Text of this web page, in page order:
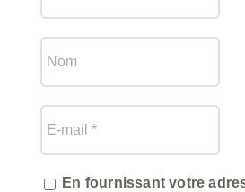
En fournissant votre